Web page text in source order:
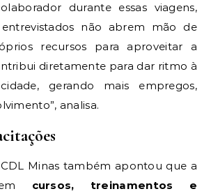
durante essas viagens,
não abrem mão de
recursos para aproveitar a
diretamente para dar ritmo à
gerando mais empregos,
analisa.
Minas também apontou que a
em cursos, treinamentos e